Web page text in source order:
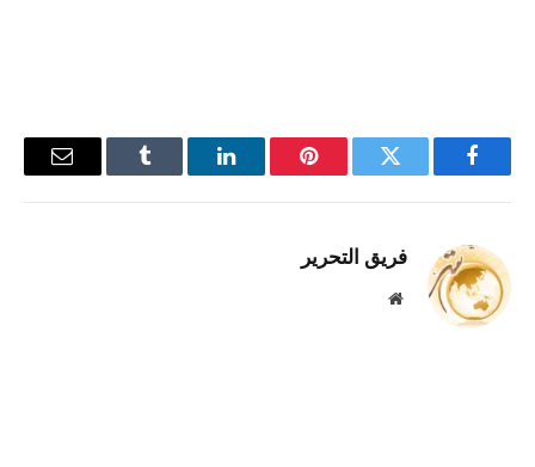
فيسبوك تويتر بينتيريستلينكدإن Tumblr
البريد
فريق التحرير
موقع